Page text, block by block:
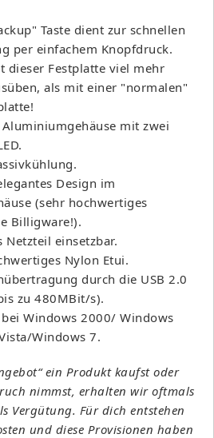
Taste dient zur schnellen
per einfachem Knopfdruck.
dieser Festplatte viel mehr
als mit einer "normalen"
mit zwei
Design im
(sehr hochwertiges
Billigware!).
Netzteil einsetzbar.
Nylon Etui.
durch die USB 2.0
zu 480MBit/s).
Windows 2000/ Windows
Windows 7.
ein Produkt kaufst oder
nimmst, erhalten wir oftmals
Vergütung. Für dich entstehen
und diese Provisionen haben